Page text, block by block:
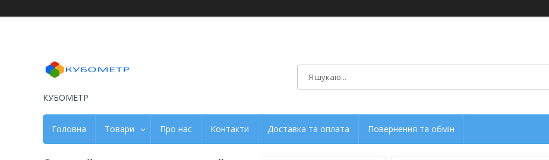
КУБОМЕТР
Головна Товари Про нас Контакти Доставка та оплата Повернення та обмін